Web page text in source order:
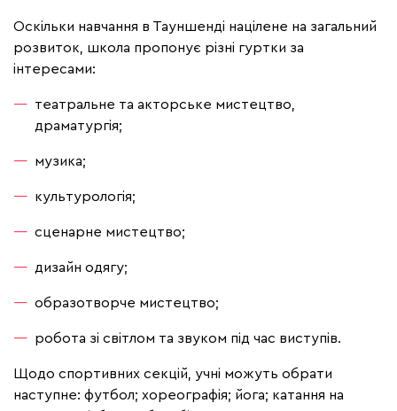
Оскільки навчання в Тауншенді націлене на загальний
розвиток, школа пропонує різні гуртки за
інтересами:
театральне та акторське мистецтво,
драматургія;
музика;
культурологія;
сценарне мистецтво;
дизайн одягу;
образотворче мистецтво;
робота зі світлом та звуком під час виступів.
Щодо спортивних секцій, учні можуть обрати
наступне: футбол; хореографія; йога; катання на